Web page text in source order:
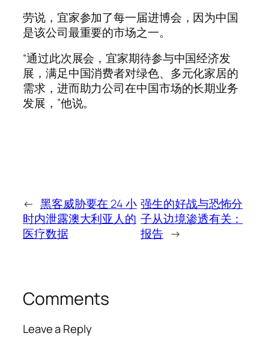
劳说，宜家参加了每一届进博会，因为中国
是该公司最重要的市场之一。
“通过此次展会，宜家期待参与中国经济发
展，满足中国消费者对绿色、多元化家居的
需求，进而助力公司在中国市场的长期业务
发展，”他说。
← 黑客威胁要在 24 小
时内泄露澳大利亚人的
医疗数据
强生的好战与恐怖分
子从边境渗透有关：
报告 →
Comments
Leave a Reply